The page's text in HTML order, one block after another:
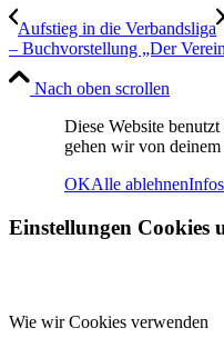
Aufstieg in die Verbandsliga
– Buchvorstellung „Der
Nach oben scrollen
Diese Website
gehen wir von
OKAlle ablehnen
Einstellungen Cookies
Wie wir Cookies verwenden